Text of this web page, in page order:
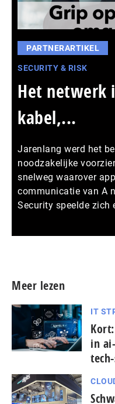
PARTNERARTIKEL
SECURITY & RISK
Het netwerk
kabel,...
Jarenlang werd het
noodzakelijke
snelweg waarover
communicatie van A
Security speelde zich
Meer lezen
IT
in